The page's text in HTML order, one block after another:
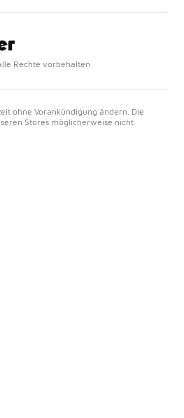
Rechte vorbehalten
ohne Vorankündigung ändern. Die
Stores möglicherweise nicht